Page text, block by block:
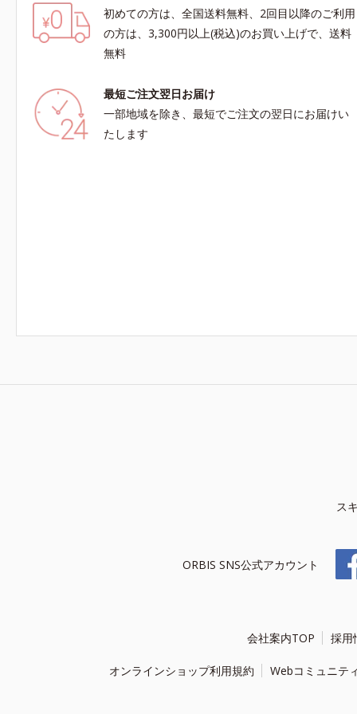
初めての方は、全国送料無料、2回目以降のご利用
の方は、3,300円以上(税込)のお買い上げで、送料
無料
最短ご注文翌日お届け
一部地域を除き、最短でご注文の翌日にお届けい
たします
ス
ORBIS SNS公式アカウント
会社案内TOP 採用
オンラインショップ利用規約 Webコミュニテ